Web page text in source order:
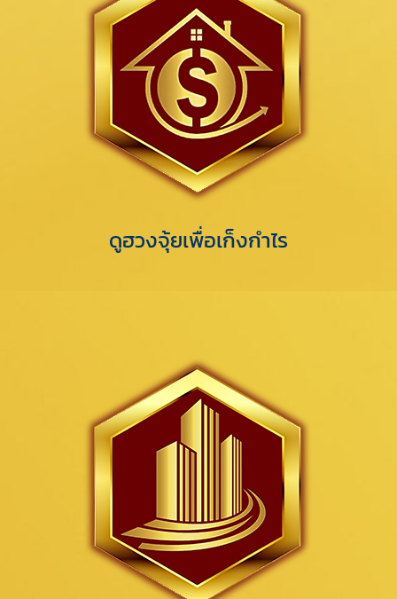
ดูฮวงจุ้ยเพื่อเก็งกำไร